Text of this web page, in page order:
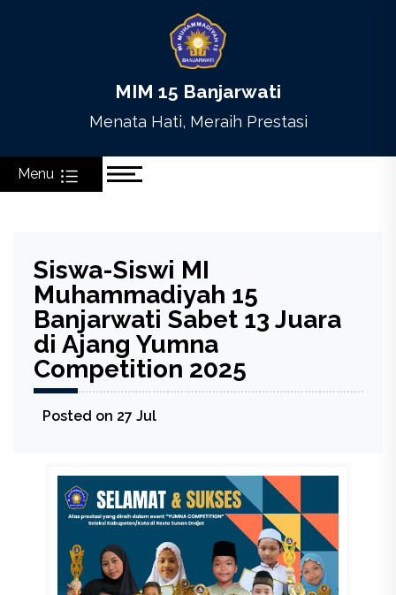
MIM 15 Banjarwati
Menata Hati, Meraih Prestasi
Menu
Siswa-Siswi MI
Muhammadiyah 15
Banjarwati Sabet 13 Juara
di Ajang Yumna
Competition 2025
Posted on 27 Jul